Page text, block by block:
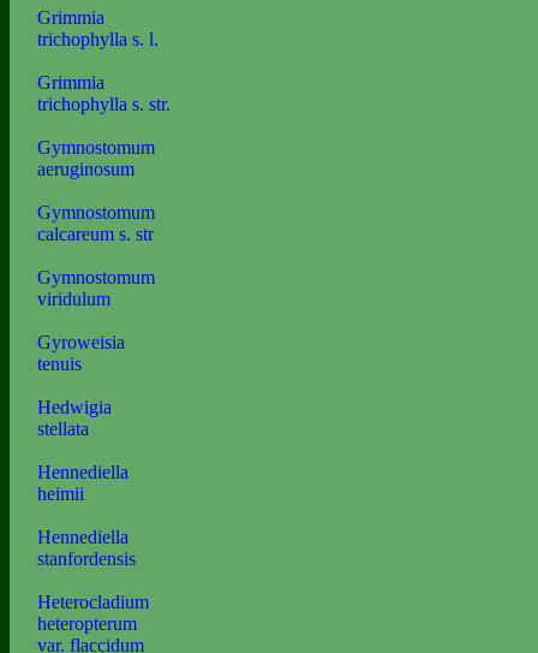
Grimmia
trichophylla s. l.
Grimmia
trichophylla s. str.
Gymnostomum
aeruginosum
Gymnostomum
calcareum s. str
Gymnostomum
viridulum
Gyroweisia
tenuis
Hedwigia
stellata
Hennediella
heimii
Hennediella
stanfordensis
Heterocladium
heteropterum
var. flaccidum